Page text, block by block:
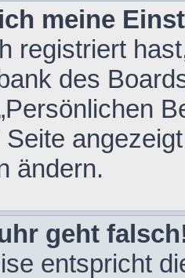
meine
registriert
des
ändern.
geht
entspricht